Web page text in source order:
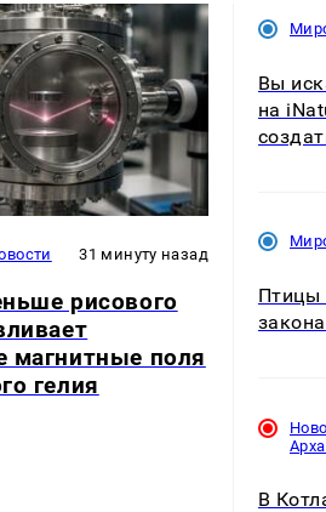
31 минуту назад
рисового
магнитные поля
гелия
Вы
на
Птицы
В